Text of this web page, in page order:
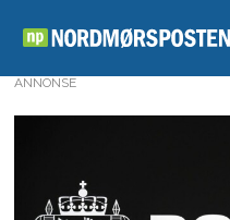
ANNONSE